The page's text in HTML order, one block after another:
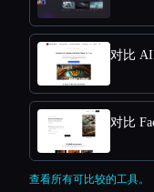
查看所有可比较的工具。